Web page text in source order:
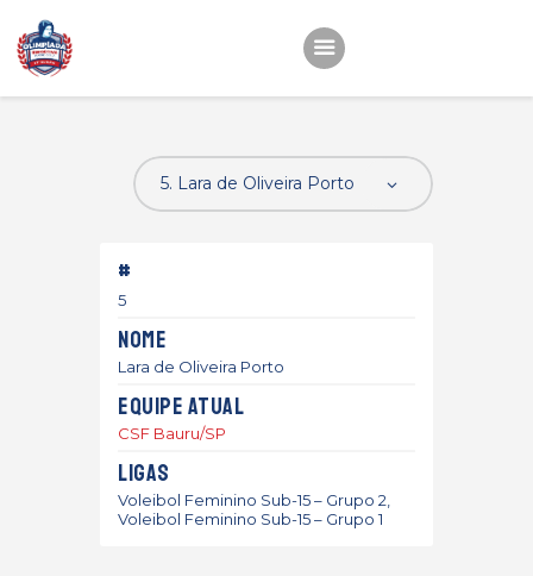
22ª OEMC
Atletas
Sagrado Rede de
Educação
#
5
Nome
Lara de Oliveira Porto
Equipe atual
CSF Bauru/SP
Ligas
Voleibol Feminino Sub-15 – Grupo 2,
Voleibol Feminino Sub-15 – Grupo 1